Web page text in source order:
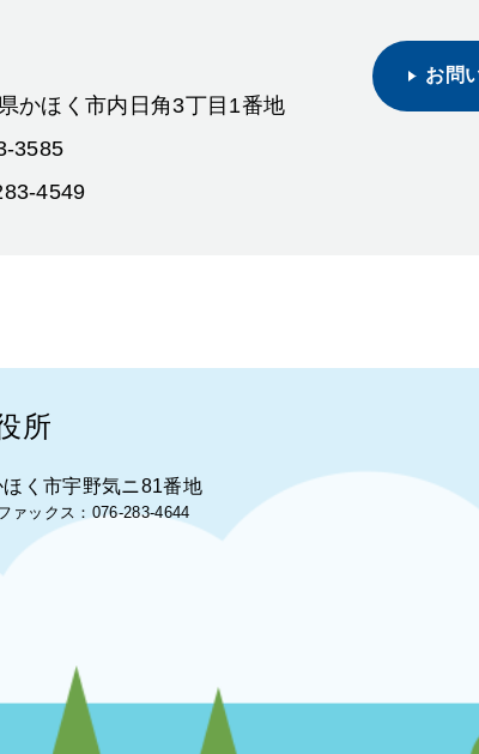
かほく市内日角3丁目1番地
3585
4549
お問
所
く市宇野気ニ81番地
ァックス：076-283-4644